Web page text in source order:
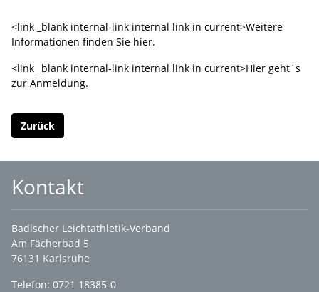
<link _blank internal-link internal link in current>Weitere
Informationen finden Sie hier.
<link _blank internal-link internal link in current>Hier geht´s
zur Anmeldung.
Zurück
Kontakt
Badischer Leichtathletik-Verband
Am Fächerbad 5
76131 Karlsruhe
Telefon: 0721 18385-0